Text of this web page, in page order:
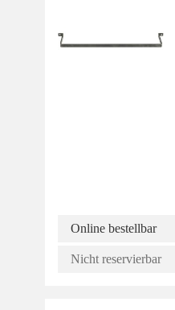
Online bestellbar
Nicht reservierbar